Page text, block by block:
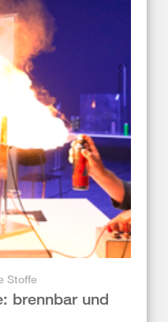
Stoffe
brennbar und